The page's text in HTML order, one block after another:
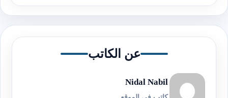
عن الكاتب
Nidal Nabil